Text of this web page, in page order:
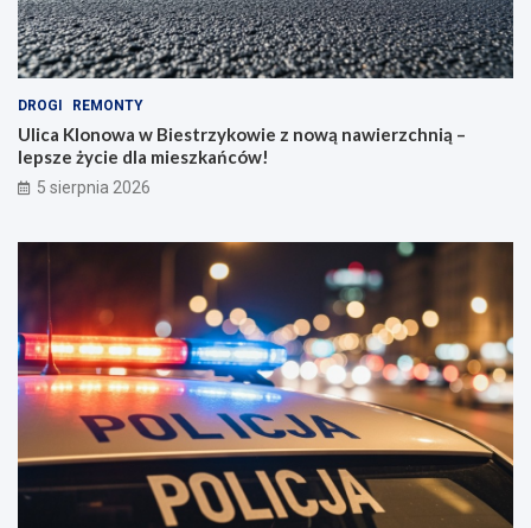
DROGI REMONTY
Ulica Klonowa w Biestrzykowie z nową nawierzchnią –
lepsze życie dla mieszkańców!
5 sierpnia 2026